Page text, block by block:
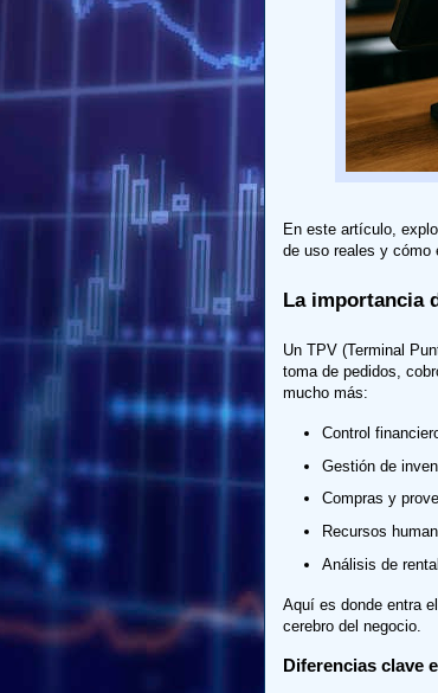
En este artículo,
de uso reales y cómo
La importancia
Un TPV (Terminal
toma de pedidos,
mucho más:
Control
Gestión de
Compras y
Recursos
Análisis de
Aquí es donde entra
cerebro del negocio.
Diferencias clave